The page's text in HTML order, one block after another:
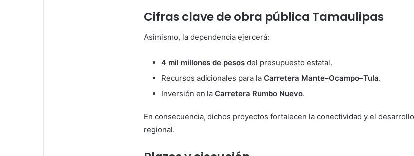
Cifras clave de obra pública Tamaulipas
Asimismo, la dependencia ejercerá:
4 mil millones de pesos del presupuesto estatal.
Recursos adicionales para la Carretera Mante–Ocampo–Tula.
Inversión en la Carretera Rumbo Nuevo.
En consecuencia, dichos proyectos fortalecen la conectividad y el desarrollo
regional.